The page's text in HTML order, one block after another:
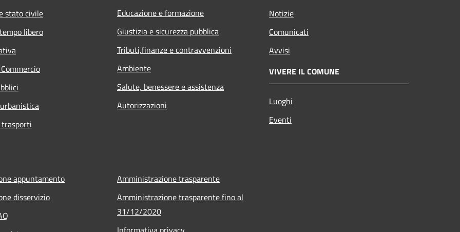
stato civile
libero
Educazione e formazione
Giustizia e sicurezza pubblica
Tributi,finanze e contravvenzioni
Ambiente
Salute, benessere e assistenza
Autorizzazioni
Notizie
Comunicati
Avvisi
VIVERE IL COMUNE
Luoghi
Eventi
appuntamento
disservizio
Amministrazione trasparente
Amministrazione trasparente fino al
31/12/2020